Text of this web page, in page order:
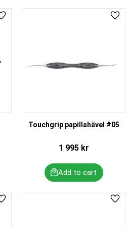
Add to favorites
Touchgrip papillahävel #05
1 995kr
Add
Add to favorites Add